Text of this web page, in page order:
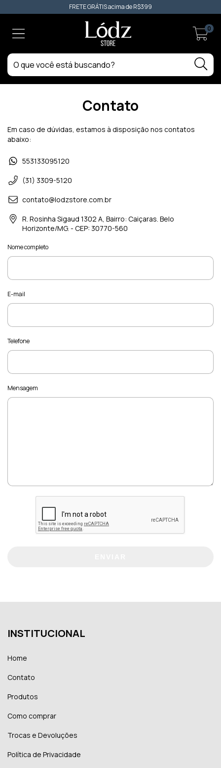
FRETE GRÁTIS acima de R$399
0
Contato
Em caso de dúvidas, estamos à disposição nos contatos
abaixo:
553133095120
(31) 3309-5120
contato@lodzstore.com.br
R. Rosinha Sigaud 1302 A, Bairro: Caiçaras. Belo
Horizonte/MG. - CEP: 30770-560
Nome completo
E-mail
Telefone
Mensagem
INSTITUCIONAL
Home
Contato
Produtos
Como comprar
Trocas e Devoluções
Política de Privacidade